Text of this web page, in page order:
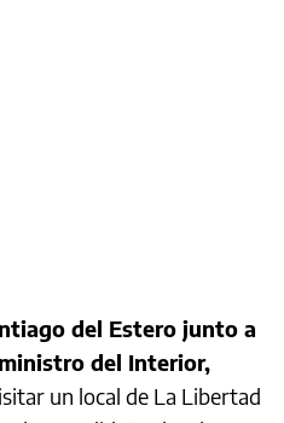
del Estero junto a
del Interior,
un local de La Libertad